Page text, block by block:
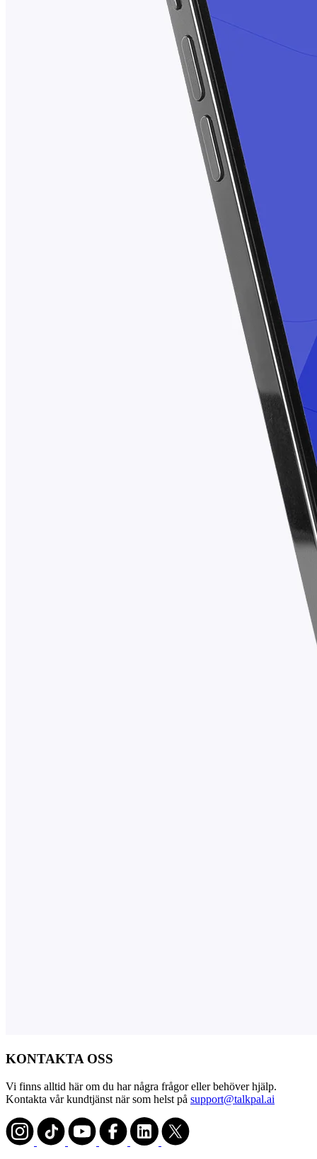
KONTAKTA OSS
Vi finns alltid här om du har några frågor eller behöver hjälp.
Kontakta vår kundtjänst när som helst på support@talkpal.ai